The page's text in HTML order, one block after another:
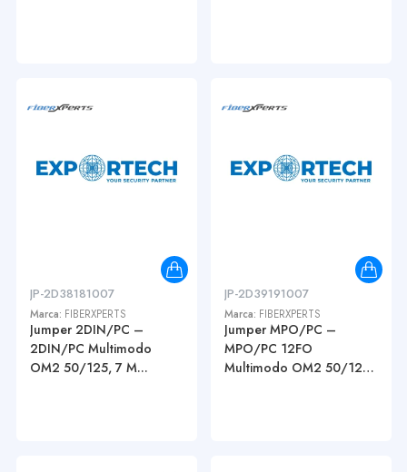
JP-2D38181007
Marca: FIBERXPERTS
Jumper 2DIN/PC –
2DIN/PC Multimodo
OM2 50/125, 7 M...
JP-2D39191007
Marca: FIBERXPERTS
Jumper MPO/PC –
MPO/PC 12FO
Multimodo OM2 50/125,